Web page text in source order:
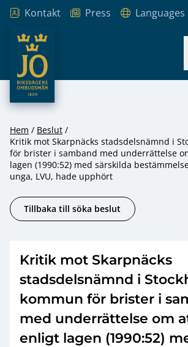
Hoppa till innehåll
Kontakt Press
Languages
JO – Riksdagens Ombudsmän
Hem
Beslut
Kritik mot Skarpnäcks stadsdelsnämnd i
för brister i samband med underrättelse
lagen (1990:52) med särskilda
unga, LVU, hade upphört
Tillbaka till söka beslut
Kritik mot Skarpnäcks
stadsdelsnämnd i
kommun för brister i
med underrättelse om
enligt lagen (1990:52)